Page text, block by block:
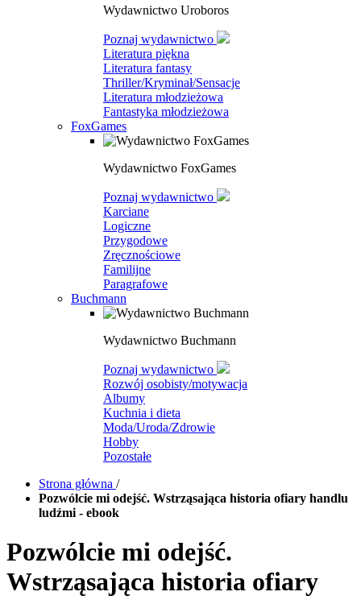
Wydawnictwo Uroboros
Poznaj wydawnictwo
Literatura piękna
Literatura fantasy
Thriller/Kryminał/Sensacje
Literatura młodzieżowa
Fantastyka młodzieżowa
FoxGames
Wydawnictwo FoxGames
Poznaj wydawnictwo
Karciane
Logiczne
Przygodowe
Zręcznościowe
Familijne
Paragrafowe
Buchmann
Wydawnictwo Buchmann
Poznaj wydawnictwo
Rozwój osobisty/motywacja
Albumy
Kuchnia i dieta
Moda/Uroda/Zdrowie
Hobby
Pozostałe
Strona główna /
Pozwólcie mi odejść. Wstrząsająca historia ofiary handlu
ludźmi - ebook
Pozwólcie mi odejść.
Wstrząsająca historia ofiary